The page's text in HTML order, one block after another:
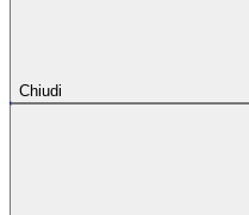
Chiudi